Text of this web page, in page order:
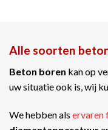
Alle soorten
Beton boren kan op
uw situatie ook is, wij
We hebben als ervaren